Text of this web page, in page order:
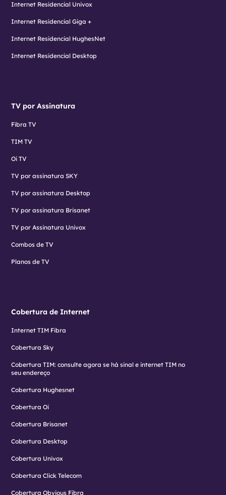
Internet Residencial Univox
Internet Residencial Giga +
Internet Residencial HughesNet
Internet Residencial Desktop
TV por Assinatura
Fibra TV
TIM TV
Oi TV
TV por assinatura SKY
TV por assinatura Desktop
TV por assinatura Brisanet
TV por Assinatura Univox
Combos de TV
Planos de TV
Cobertura de Internet
Internet TIM Fibra
Cobertura Sky
Cobertura TIM: consulte agora se há sinal e internet TIM no
seu endereço
Cobertura Hughesnet
Cobertura Oi
Cobertura Brisanet
Cobertura Desktop
Cobertura Univox
Cobertura Click Telecom
Cobertura Obvious Fibra